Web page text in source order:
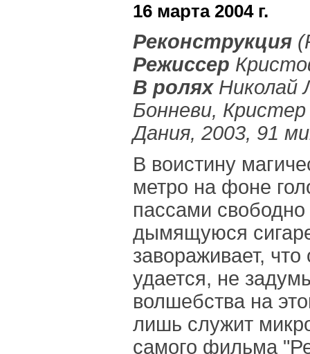
16 марта 2004 г.
Реконструкция
Режиссер
В роляхНиколай
Бонневи, Кристер
Дания, 2003, 91
В воистину
метро на фоне
пассами
дымящуюся
завораживает,
удается, не
волшебства на
лишь служит
самого фильма